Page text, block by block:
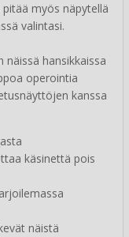
myös näpytellä
valintasi.
näissä hansikkaissa
operointia
kanssa
käsinettä pois
näistä